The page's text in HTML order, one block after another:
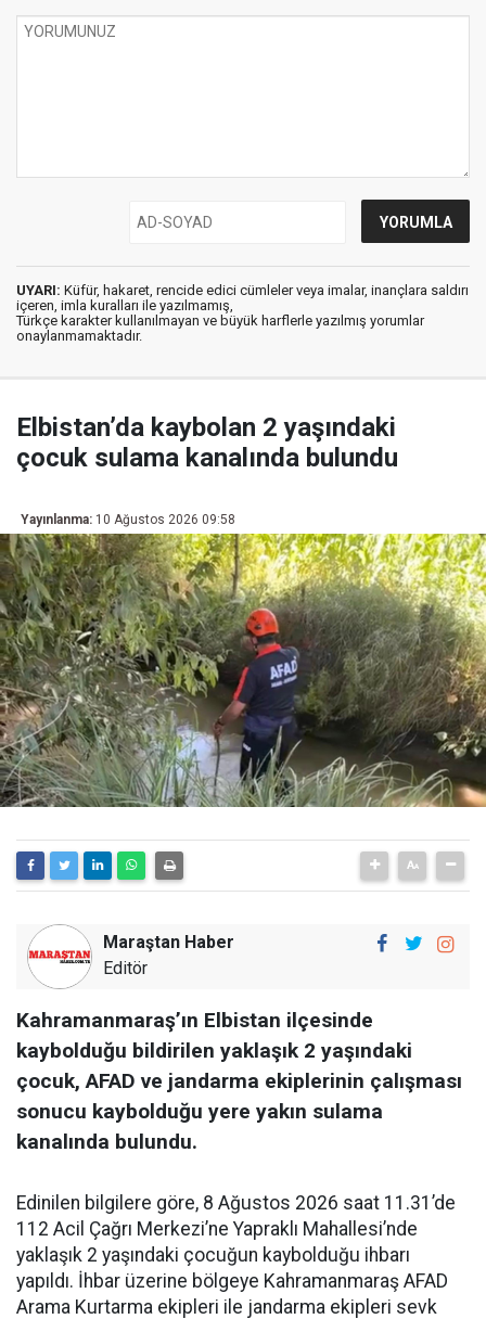
UYARI: Küfür, hakaret, rencide edici cümleler veya imalar, inançlara saldırı
içeren, imla kuralları ile yazılmamış,
Türkçe karakter kullanılmayan ve büyük harflerle yazılmış yorumlar
onaylanmamaktadır.
Elbistan’da kaybolan 2 yaşındaki
çocuk sulama kanalında bulundu
Yayınlanma: 10 Ağustos 2026 09:58
Maraştan Haber
Editör
Kahramanmaraş’ın Elbistan ilçesinde
kaybolduğu bildirilen yaklaşık 2 yaşındaki
çocuk, AFAD ve jandarma ekiplerinin çalışması
sonucu kaybolduğu yere yakın sulama
kanalında bulundu.
Edinilen bilgilere göre, 8 Ağustos 2026 saat 11.31’de
112 Acil Çağrı Merkezi’ne Yapraklı Mahallesi’nde
yaklaşık 2 yaşındaki çocuğun kaybolduğu ihbarı
yapıldı. İhbar üzerine bölgeye Kahramanmaraş AFAD
Arama Kurtarma ekipleri ile jandarma ekipleri sevk